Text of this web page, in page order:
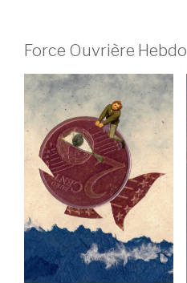
Force Ouvrière Hebdo